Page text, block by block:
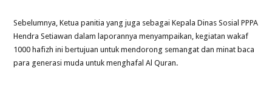
Sebelumnya, Ketua panitia yang juga sebagai Kepala Dinas Sosial PPPA
Hendra Setiawan dalam laporannya menyampaikan, kegiatan wakaf
1000 hafizh ini bertujuan untuk mendorong semangat dan minat baca
para generasi muda untuk menghafal Al Quran.